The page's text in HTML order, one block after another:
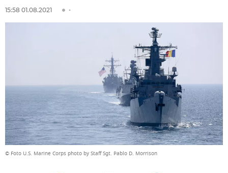
15:58 01.08.2021
© Foto U.S. Marine Corps photo by Staff Sgt. Pablo D. Morrison